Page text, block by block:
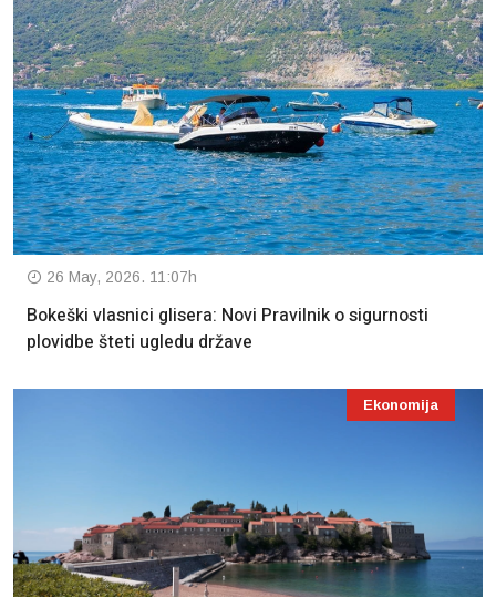
26 May, 2026. 11:07h
Bokeški vlasnici glisera: Novi Pravilnik o sigurnosti
plovidbe šteti ugledu države
Ekonomija